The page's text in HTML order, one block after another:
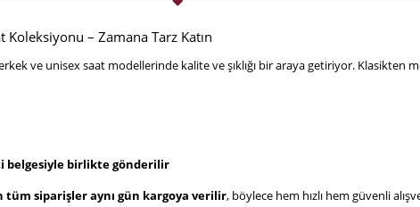
– Zamana Tarz Katın
ve unisex saat modellerinde kalite ve şıklığı bir araya getiriyor.
belgesiyle birlikte gönderilir
tüm siparişler aynı gün kargoya verilir, böylece hem hızlı hem güvenli